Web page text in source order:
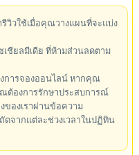
วิวใช้เมื่อคุณวางแผนที่จะแบ่ง
ชียลมีเดีย ที่ห้ามส่วนลดตาม
การจองออนไลน์ หากคุณ
ต้องการรักษาประสบการณ์
ของเราผ่านข้อความ
ดจากแต่ละช่วงเวลาในปฏิทิน